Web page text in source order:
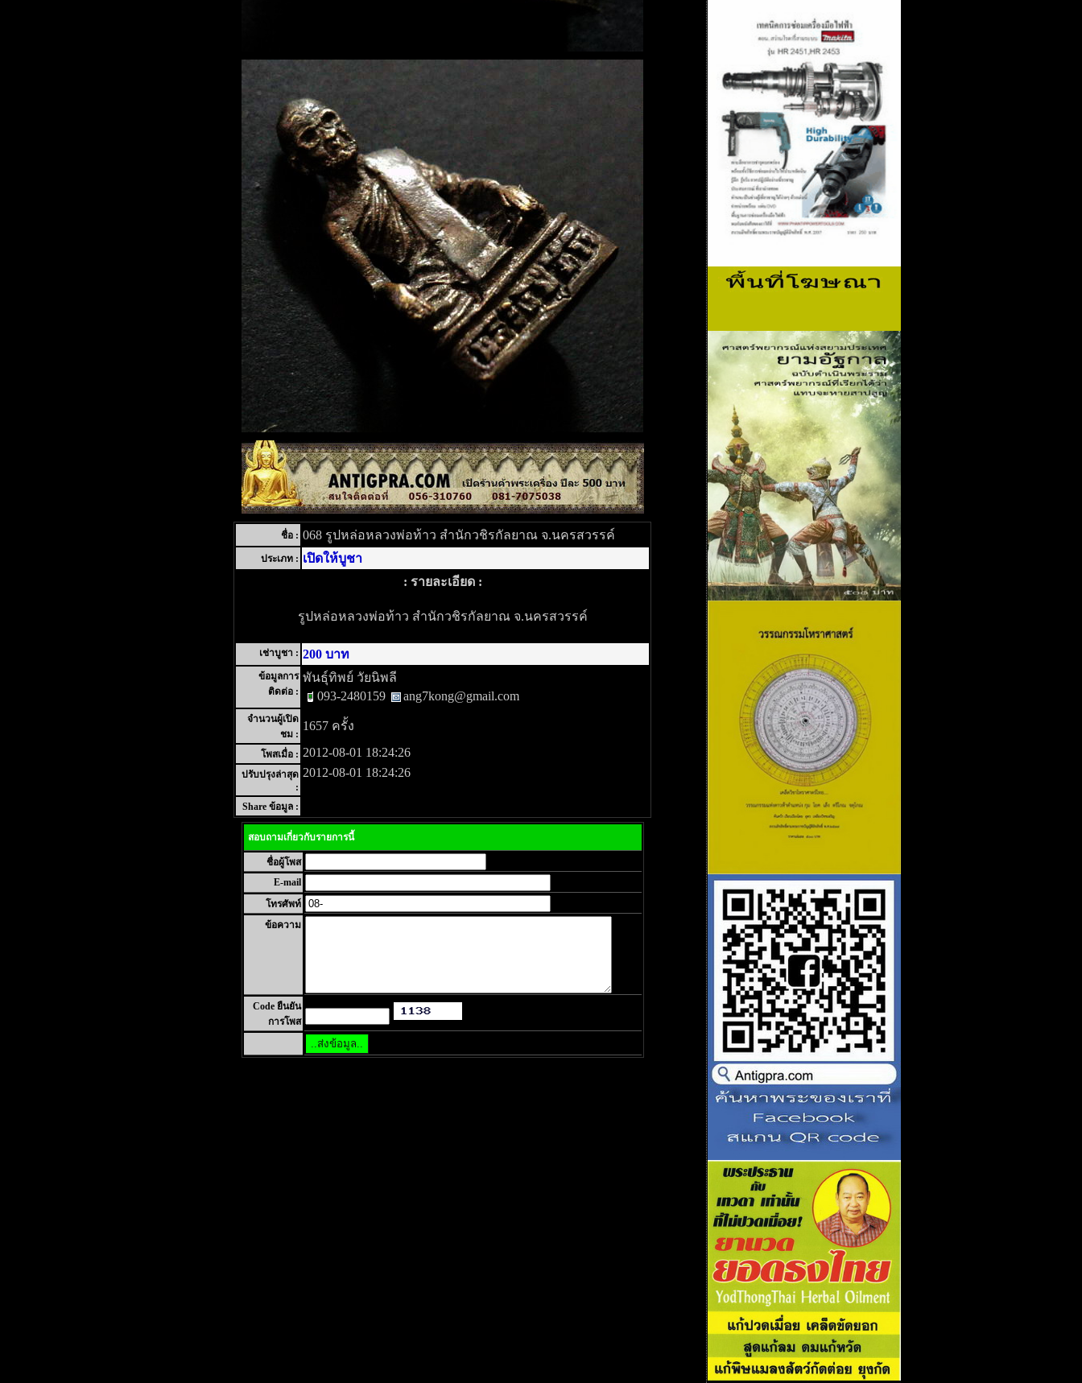
ชื่อ : 068 รูปหล่อหลวงพ่อท้าว สำนักวชิรกัลยาณ จ.นครสวรรค์
ประเภท : เปิดให้บูชา
: รายละเอียด :
รูปหล่อหลวงพ่อท้าว สำนักวชิรกัลยาณ จ.นครสวรรค์
เช่าบูชา : 200 บาท
ข้อมูลการ
ติดต่อ :
พันธุ์ทิพย์ วัยนิพลี
093-2480159
ang7kong@gmail.com
จำนวนผู้เปิด
ชม :
1657 ครั้ง
โพสเมื่อ : 2012-08-01 18:24:26
ปรับปรุงล่าสุด
:
2012-08-01 18:24:26
Share ข้อมูล :
สอบถามเกี่ยวกับรายการนี้
ชื่อผู้โพส
E-mail
โทรศัพท์
ข้อความ
Code ยืนยัน
การโพส